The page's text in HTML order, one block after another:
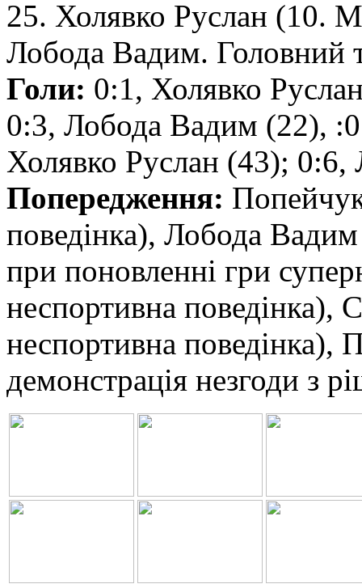
25. Холявко Руслан (10.
Лобода Вадим. Головний
Голи: 0:1, Холявко
0:3, Лобода Вадим (22),
Холявко Руслан (43); 0:6,
Попередження:
поведінка), Лобода
при поновленні гри
неспортивна поведінка),
неспортивна
демонстрація незгоди з